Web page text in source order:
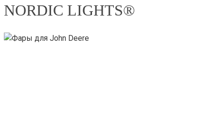
NORDIC LIGHTS®